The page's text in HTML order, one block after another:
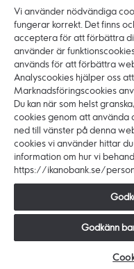
Vi är Ikano Bank
Om banken
Karriär
Hållbarhet och ansvar
Press
Copyright © 2026
Ikano Bank AB (publ)
Styrelsens säte:
Boulevard
Vi använder nödvändiga
fungerar korrekt. Det finns
acceptera för att förbättra
använder är
används för att förbättra
Analyscookies hjälper oss
Marknadsföringscookies
Du kan när som helst
cookies genom att använda
ned till vänster på denna
cookies vi använder hittar
information om hur vi
https://ikanobank.se/
Godkänn